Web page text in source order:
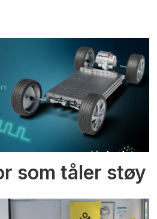
som tåler støy